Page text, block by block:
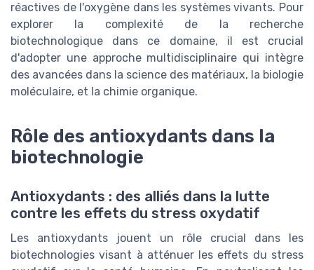
réactives de l'oxygène dans les systèmes vivants. Pour
explorer la complexité de la recherche
biotechnologique dans ce domaine, il est crucial
d'adopter une approche multidisciplinaire qui intègre
des avancées dans la science des matériaux, la biologie
moléculaire, et la chimie organique.
Rôle des antioxydants dans la
biotechnologie
Antioxydants : des alliés dans la lutte
contre les effets du stress oxydatif
Les antioxydants jouent un rôle crucial dans les
biotechnologies visant à atténuer les effets du stress